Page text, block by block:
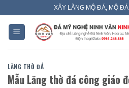
content
XÂY LĂNG MỘ ĐÁ, MỘ
LĂNG THỜ ĐÁ
Mẫu Lăng thờ đá công giáo